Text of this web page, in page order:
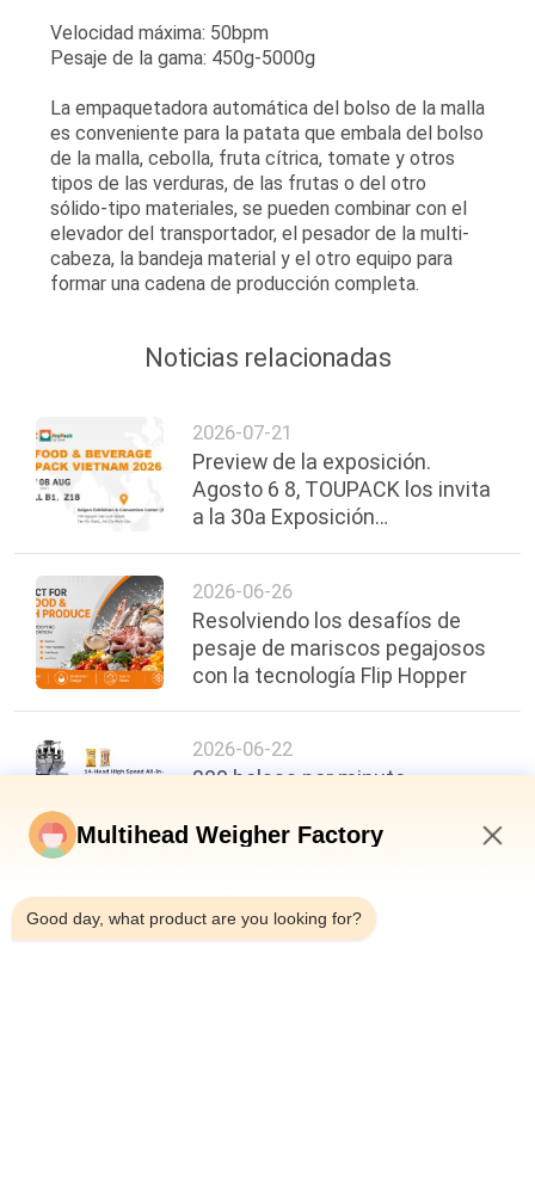
Velocidad máxima: 50bpm
Pesaje de la gama: 450g-5000g
La empaquetadora automática del bolso de la malla
es conveniente para la patata que embala del bolso
de la malla, cebolla, fruta cítrica, tomate y otros
tipos de las verduras, de las frutas o del otro
sólido-tipo materiales, se pueden combinar con el
elevador del transportador, el pesador de la multi-
cabeza, la bandeja material y el otro equipo para
formar una cadena de producción completa.
Noticias relacionadas
2026-07-21
Preview de la exposición.
Agosto 6 8, TOUPACK los invita
a la 30a Exposición
2026-06-26
Resolviendo los desafíos de
pesaje de mariscos pegajosos
con la tecnología Flip Hopper
2026-06-22
200 bolsas por minuto,
punto de referencia en la
arriba
Multihead Weigher Factory
Good day, what product are you looking for?